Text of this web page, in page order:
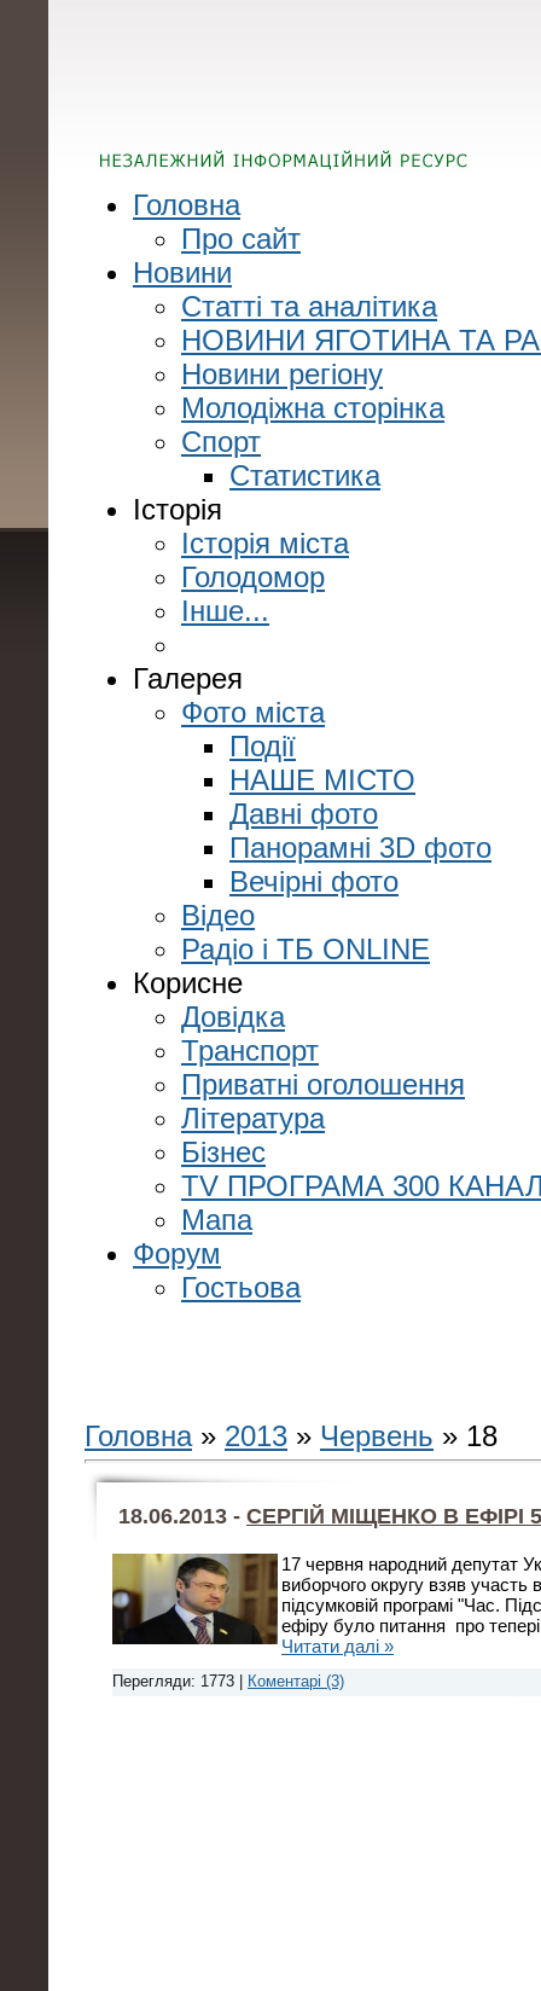
Головна
Про сайт
Новини
Статті та аналітика
НОВИНИ ЯГОТИНА ТА
Новини регіону
Молодіжна сторінка
Спорт
Статистика
Історія
Історія міста
Голодомор
Інше...
Галерея
Фото міста
Події
НАШЕ МІСТО
Давні фото
Панорамні 3D фото
Вечірні фото
Відео
Радіо і ТБ ONLINE
Корисне
Довідка
Транспорт
Приватні оголошення
Література
Бізнес
TV ПРОГРАМА 300
Мапа
Форум
Гостьова
Головна» 2013 » Червень » 18
18.06.2013 - CЕРГІЙ МІЩЕНКО В ЕФІРІ
17 червня народний депутат
виборчого округу взяв участь
підсумковій програмі "Час.
ефіру було питання про
Читати далі »
Перегляди: 1773 | Коментарі (3)